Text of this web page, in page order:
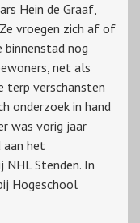
Hein de Graaf,
vroegen zich af of
nog
net als
terp verschansten
onderzoek in hand
was vorig jaar
aan het
NHL Stenden. In
Hogeschool